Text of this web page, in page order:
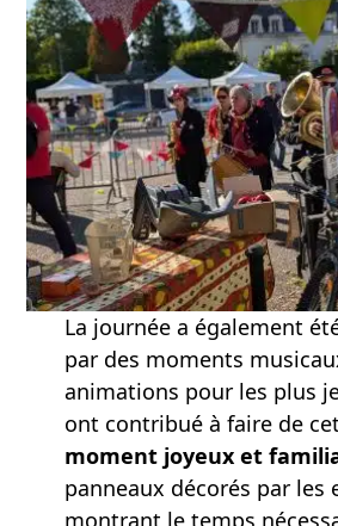
La journée a également
par des moments
animations pour les plus
ont contribué à faire de
moment joyeux et
panneaux décorés par les
montrant le temps